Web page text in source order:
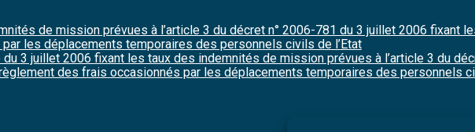
de mission prévues à l’article 3 du décret n° 2006-781 du 3 juillet 2006 fixant
les déplacements temporaires des personnels civils de l’Etat
3 juillet 2006 fixant les taux des indemnités de mission prévues à l’article 3 du
des frais occasionnés par les déplacements temporaires des personnels